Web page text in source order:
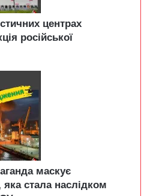
центрах
російської
маскує
яка стала наслідком